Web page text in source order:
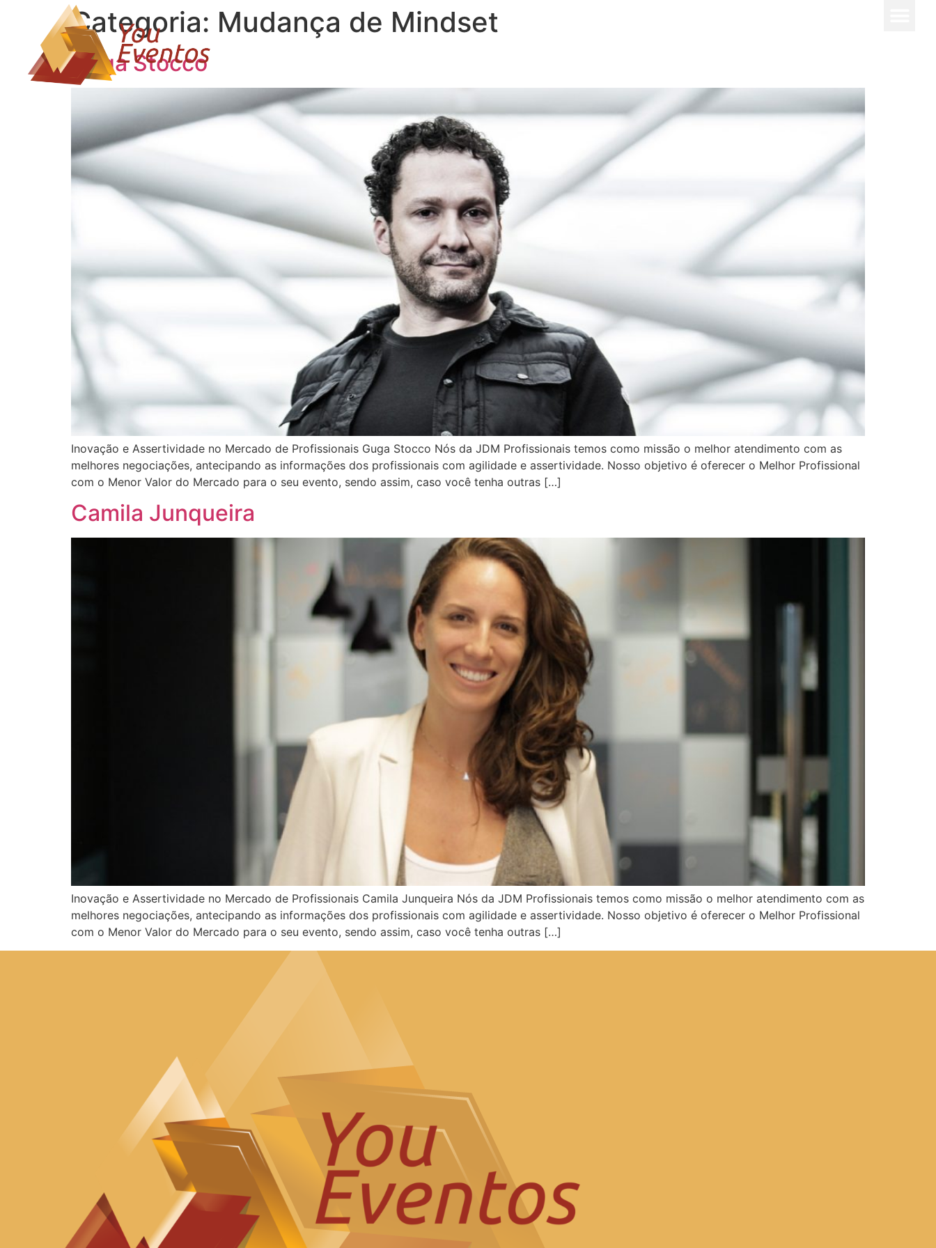
Categoria: Mudança de Mindset
Guga Stocco
Inovação e Assertividade no Mercado de Profissionais Guga Stocco Nós da JDM Profissionais temos como missão o melhor atendimento com as
melhores negociações, antecipando as informações dos profissionais com agilidade e assertividade. Nosso objetivo é oferecer o Melhor Profissional
com o Menor Valor do Mercado para o seu evento, sendo assim, caso você tenha outras […]
Camila Junqueira
Inovação e Assertividade no Mercado de Profissionais Camila Junqueira Nós da JDM Profissionais temos como missão o melhor atendimento com as
melhores negociações, antecipando as informações dos profissionais com agilidade e assertividade. Nosso objetivo é oferecer o Melhor Profissional
com o Menor Valor do Mercado para o seu evento, sendo assim, caso você tenha outras […]